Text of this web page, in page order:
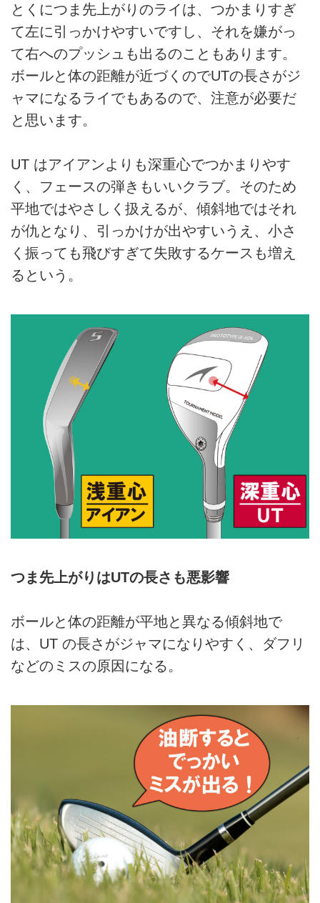
とくにつま先上がりのライは、つかまりすぎ
て左に引っかけやすいですし、それを嫌がっ
て右へのプッシュも出るのこともあります。
ボールと体の距離が近づくのでUTの長さがジ
ャマになるライでもあるので、注意が必要だ
と思います。
UT はアイアンよりも深重心でつかまりやす
く、フェースの弾きもいいクラブ。そのため
平地ではやさしく扱えるが、傾斜地ではそれ
が仇となり、引っかけが出やすいうえ、小さ
く振っても飛びすぎて失敗するケースも増え
るという。
つま先上がりはUTの長さも悪影響
ボールと体の距離が平地と異なる傾斜地で
は、UT の長さがジャマになりやすく、ダフリ
などのミスの原因になる。